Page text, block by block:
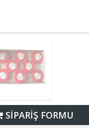
SİPARİŞ FORMU